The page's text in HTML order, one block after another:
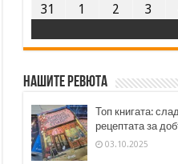
31
1 2 3
Нашите ревюта
Топ книгата:
рецептата за
03.10.2025